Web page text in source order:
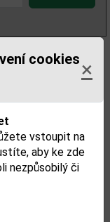
cookies×
vstoupit na
aby ke zde
nezpůsobilý či
pralesů v Jižní
úzké spojení s
jaguar vybrali jako
vznik a
do poloviny 17.
melasou z cukrové
Výsledkem je
z bourbonu po